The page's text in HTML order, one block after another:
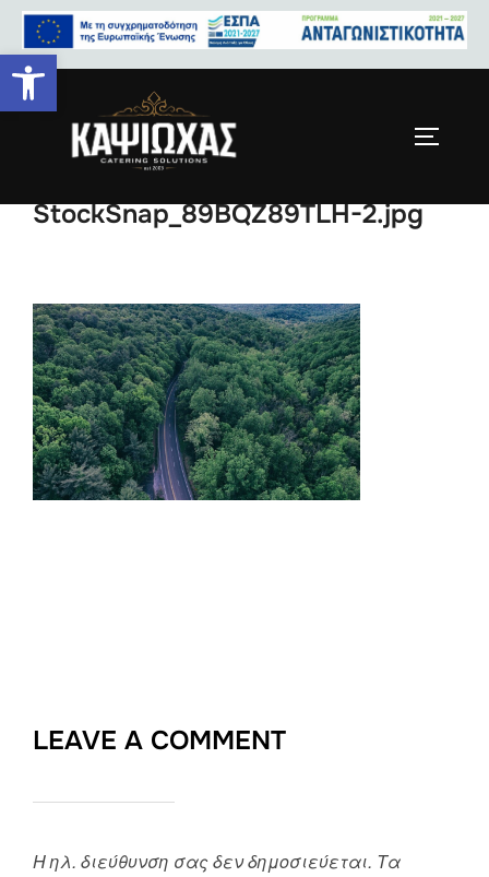
cropped-
StockSnap_89BQZ89TLH-2.jpg
LEAVE A COMMENT
Η ηλ. διεύθυνση σας δεν δημοσιεύεται. Τα
Ανοίξτε τη γραμμή εργαλείων